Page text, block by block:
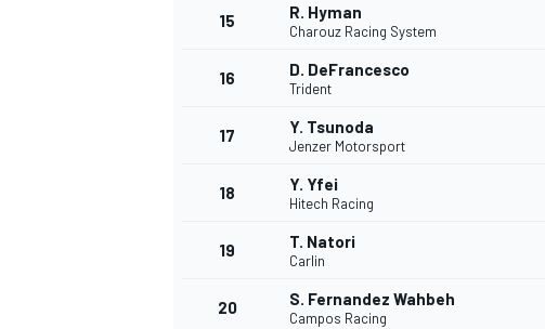
15 R. Hyman
Charouz Racing System
16 D. DeFrancesco
Trident
17 Y. Tsunoda
Jenzer Motorsport
18 Y. Yfei
Hitech Racing
19 T. Natori
Carlin
20 S. Fernandez Wahbeh
Campos Racing